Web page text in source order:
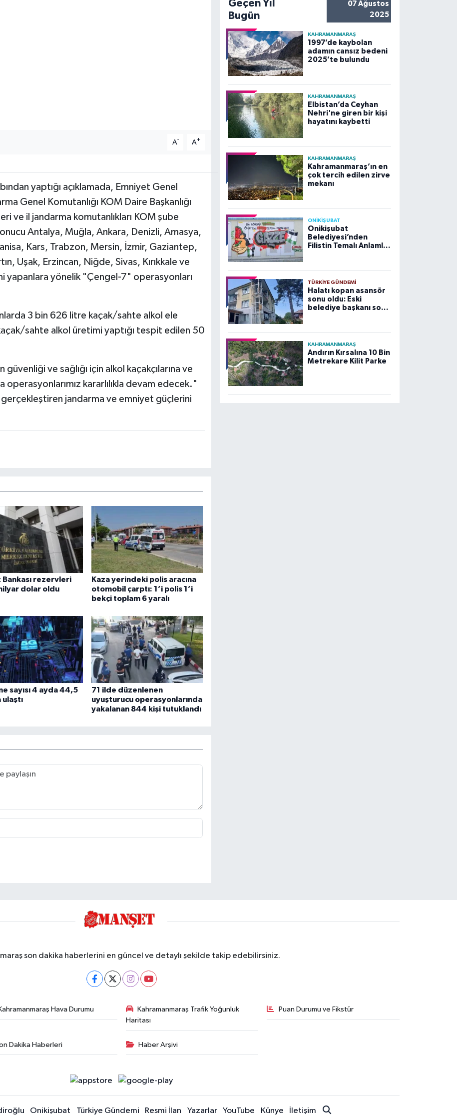
A- A+
yaptığı açıklamada, Emniyet Genel
Genel Komutanlığı KOM Daire Başkanlığı
ve il jandarma komutanlıkları KOM şube
Antalya, Muğla, Ankara, Denizli, Amasya,
Kars, Trabzon, Mersin, İzmir, Gaziantep,
Uşak, Erzincan, Niğde, Sivas, Kırıkkale ve
yapanlara yönelik "Çengel-7" operasyonları
3 bin 626 litre kaçak/sahte alkol ele
sahte alkol üretimi yaptığı tespit edilen 50
güvenliği ve sağlığı için alkol kaçakçılarına ve
kararlılıkla devam edecek."
jandarma ve emniyet güçlerini
rezervleri
dolar oldu
Kaza yerindeki polis aracına
otomobil çarptı: 1’i polis 1’i
bekçi toplam 6 yaralı
sayısı 4 ayda 44,5
ulaştı
71 ilde düzenlenen
uyuşturucu operasyonlarında
yakalanan 844 kişi tutuklandı
Geçen Yıl
Bugün
07 Ağustos
2025
KAHRAMANMARAŞ
1997’de kaybolan
adamın cansız bedeni
2025’te bulundu
KAHRAMANMARAŞ
Elbistan’da Ceyhan
Nehri'ne giren bir kişi
hayatını kaybetti
KAHRAMANMARAŞ
Kahramanmaraş’ın en
çok tercih edilen zirve
mekanı
ONİKİŞUBAT
Onikişubat
Belediyesi’nden
Filistin Temalı Anlamlı
TÜRKIYE GÜNDEMI
Halatı kopan asansör
sonu oldu: Eski
belediye başkanı son
KAHRAMANMARAŞ
Andırın Kırsalına 10 Bin
Metrekare Kilit Parke
son dakika haberlerini en güncel ve detaylı şekilde takip edebilirsiniz.
Hava Durumu
Kahramanmaraş Trafik Yoğunluk
Haritası
Puan Durumu ve Fikstür
Dakika Haberleri Haber Arşivi
Onikişubat Türkiye Gündemi Resmi İlan Yazarlar YouTube Künye İletişim